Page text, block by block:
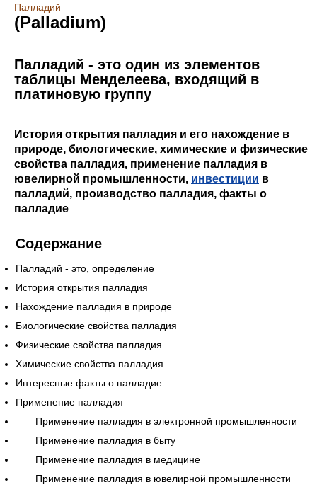
Палладий
(Palladium)
Палладий - это один из элементов
таблицы Менделеева, входящий в
платиновую группу
История открытия палладия и его нахождение в
природе, биологические, химические и физические
свойства палладия, применение палладия в
ювелирной промышленности, инвестиции в
палладий, производство палладия, факты о
палладие
Содержание
Палладий - это, определение
История открытия палладия
Нахождение палладия в природе
Биологические свойства палладия
Физические свойства палладия
Химические свойства палладия
Интересные факты о палладие
Применение палладия
Применение палладия в электронной промышленности
Применение палладия в быту
Применение палладия в медицине
Применение палладия в ювелирной промышленности